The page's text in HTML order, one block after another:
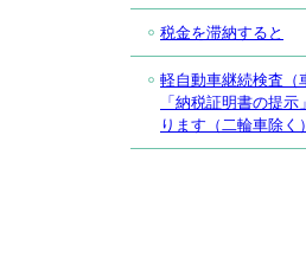
税金を滞納すると
軽自動車継続検査（
「納税証明書の提
ります（二輪車除く）